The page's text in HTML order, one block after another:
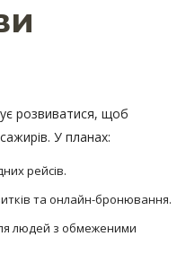
розвиватися, щоб
У планах:
рейсів.
та онлайн-бронювання.
людей з обмеженими